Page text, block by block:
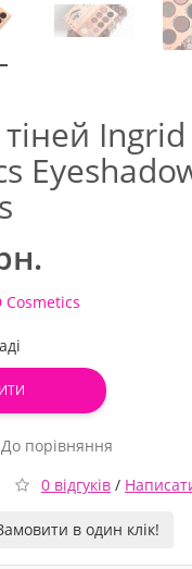
Ingrid
Cosmetics
До порівняння
0 відгуків /
в один клік!